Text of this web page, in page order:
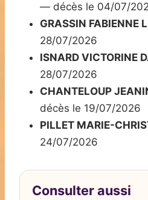
— décès le 04/07/
GRASSIN FABIENNE
28/07/2026
ISNARD VICTORINE
28/07/2026
CHANTELOUP
décès le 19/07/2026
PILLET MARIE-
24/07/2026
Consulter aussi